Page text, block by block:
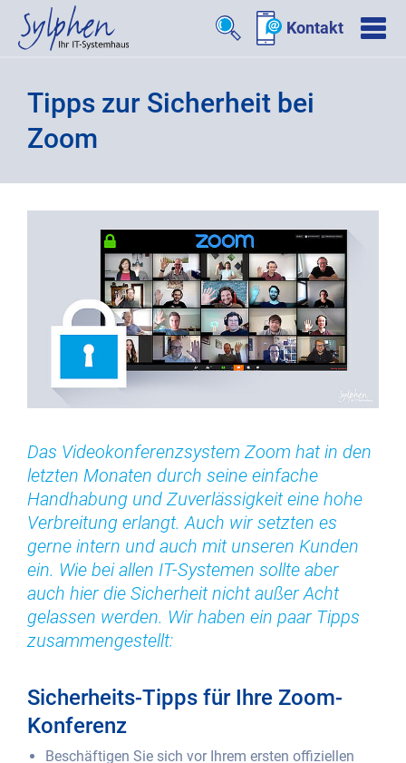
Kontakt
Tipps zur Sicherheit bei
Zoom
Das Videokonferenzsystem Zoom hat in den
letzten Monaten durch seine einfache
Handhabung und Zuverlässigkeit eine hohe
Verbreitung erlangt. Auch wir setzten es
gerne intern und auch mit unseren Kunden
ein. Wie bei allen IT-Systemen sollte aber
auch hier die Sicherheit nicht außer Acht
gelassen werden. Wir haben ein paar Tipps
zusammengestellt:
Sicherheits-Tipps für Ihre Zoom-
Konferenz
Beschäftigen Sie sich vor Ihrem ersten offiziellen